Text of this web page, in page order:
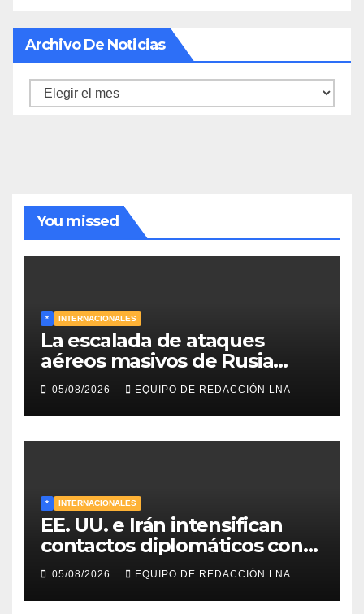
Archivo De Noticias
Archivo
You missed
* INTERNACIONALES
La escalada de ataques
aéreos masivos de Rusia
sobre Kiev y centros
energéticos eleva la tensión
en el conflicto ucraniano
05/08/2026 EQUIPO DE REDACCIÓN LNA
* INTERNACIONALES
EE. UU. e Irán intensifican
contactos diplomáticos con
la mediación de Omán para
reabrir el estrecho de Ormuz
05/08/2026 EQUIPO DE REDACCIÓN LNA